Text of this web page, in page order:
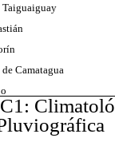
Taiguaiguay
Camatagua